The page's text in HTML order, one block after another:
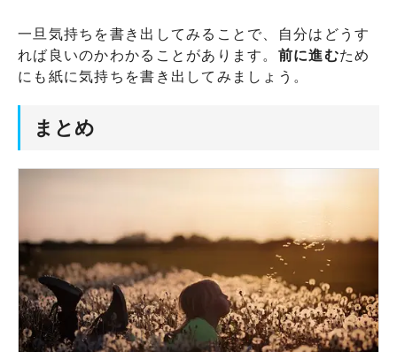
一旦気持ちを書き出してみることで、自分はどうす
れば良いのかわかることがあります。 前に進むため
にも紙に気持ちを書き出してみましょう。
まとめ